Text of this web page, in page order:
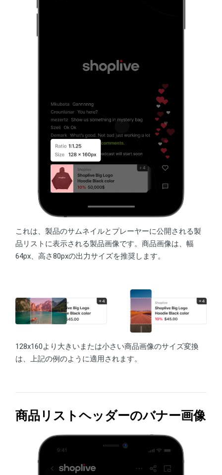
これは、製品のサムネイルとプレーヤーに公開される製
品リストに表示される製品画像です。商品画像は、幅
64px、高さ80pxの出力サイズを推奨します。
128x160より大きいまたは小さい商品画像のサイズ変換
は、上記の例のように適用されます。
商品リストヘッダーのバナー画像